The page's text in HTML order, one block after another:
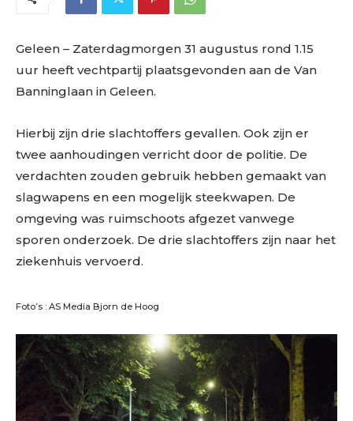
Geleen – Zaterdagmorgen 31 augustus rond 1.15
uur heeft vechtpartij plaatsgevonden aan de Van
Banninglaan in Geleen.
Hierbij zijn drie slachtoffers gevallen. Ook zijn er
twee aanhoudingen verricht door de politie. De
verdachten zouden gebruik hebben gemaakt van
slagwapens en een mogelijk steekwapen. De
omgeving was ruimschoots afgezet vanwege
sporen onderzoek. De drie slachtoffers zijn naar het
ziekenhuis vervoerd.
Foto’s : AS Media Bjorn de Hoog